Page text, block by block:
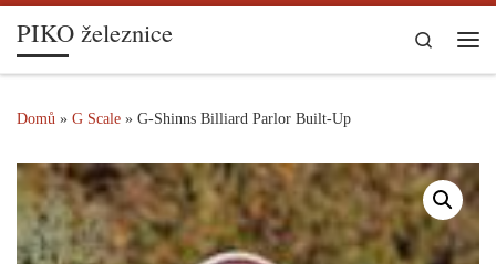
Skip to content
PIKO železnice
Search
Domů » G Scale » G-Shinns Billiard Parlor Built-Up